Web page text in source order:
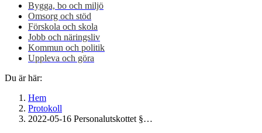
Bygga, bo och miljö
Omsorg och stöd
Förskola och skola
Jobb och näringsliv
Kommun och politik
Uppleva och göra
Du är här:
Hem
Protokoll
2022-05-16 Personalutskottet §…